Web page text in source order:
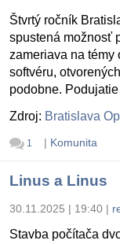
Štvrtý ročník
spustená možnosť
zameriava na témy
softvéru,
podobne.
Zdroj: Bratislava
1 | Komunita
Linus a Linus
30.11.2025 | 19:40 |
Stavba počítača